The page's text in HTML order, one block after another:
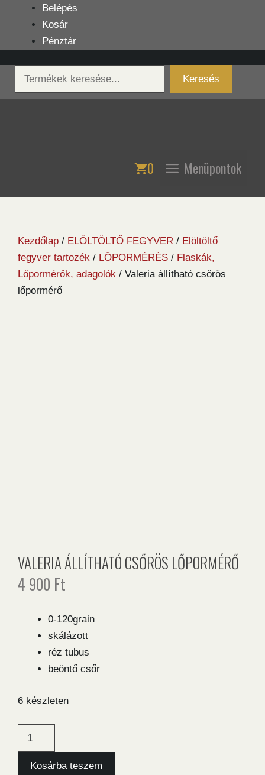
tartalomba
Belépés
Kosár
Pénztár
Keresés
Keresés
0 Menüpontok
Kezdőlap / ELÖLTÖLTŐ FEGYVER / Elöltöltő
fegyver tartozék / LŐPORMÉRÉS / Flaskák,
Lőpormérők, adagolók / Valeria állítható csőrös
lőpormérő
VALERIA ÁLLÍTHATÓ CSŐRÖS LŐPORMÉRŐ
4 900 Ft
0-120grain
skálázott
réz tubus
beöntő csőr
6 készleten
Valeria
csőrös
Kosárba teszem